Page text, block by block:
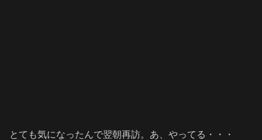
とても気になったんで翌朝再訪。あ、やってる・・・